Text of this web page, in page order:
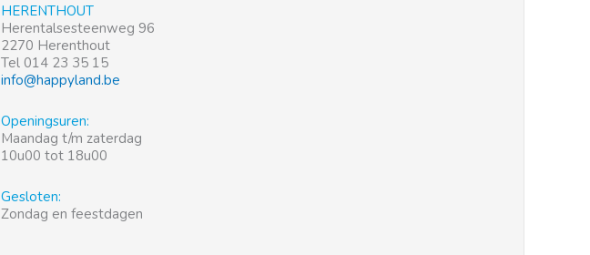
HERENTHOUT
Herentalsesteenweg 96
2270 Herenthout
Tel 014 23 35 15
info@happyland.be
Openingsuren:
Maandag t/m zaterdag
10u00 tot 18u00
Gesloten:
Zondag en feestdagen